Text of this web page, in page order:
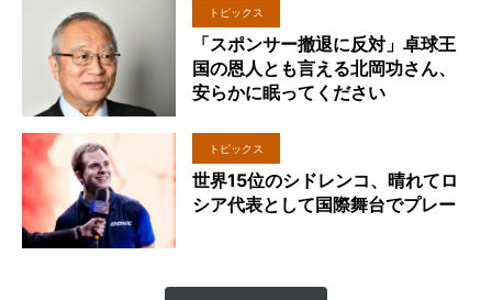
トピックス
「スポンサー撤退に反対」卓球王
国の恩人とも言える北岡功さん、
安らかに眠ってください
トピックス
世界15位のシドレンコ、晴れてロ
シア代表として国際舞台でプレー